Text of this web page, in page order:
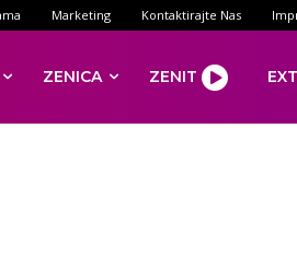
Marketing Kontaktirajte Nas
ZENICA ZENIT